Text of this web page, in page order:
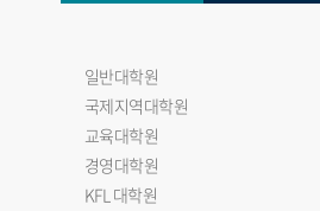
일반대학원
국제지역대학원
교육대학원
경영대학원
KFL 대학원